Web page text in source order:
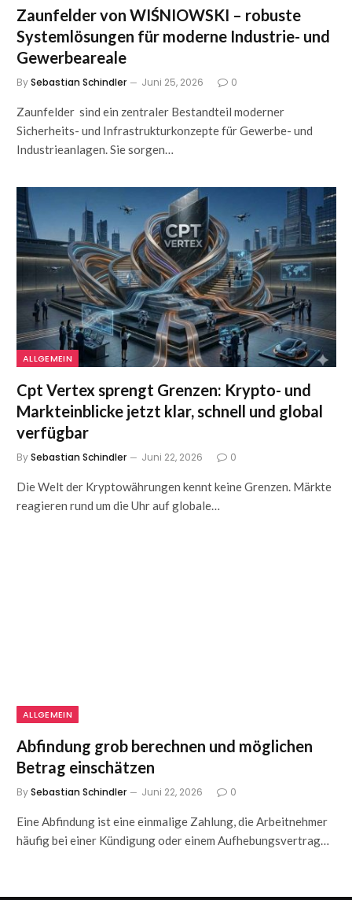
Zaunfelder von WIŚNIOWSKI – robuste
Systemlösungen für moderne Industrie- und
Gewerbeareale
BySebastian Schindler Juni 25, 2026 0
Zaunfelder sind ein zentraler Bestandteil moderner
Sicherheits- und Infrastrukturkonzepte für Gewerbe- und
Industrieanlagen. Sie sorgen…
ALLGEMEIN
Cpt Vertex sprengt Grenzen: Krypto- und
Markteinblicke jetzt klar, schnell und global
verfügbar
BySebastian Schindler Juni 22, 2026 0
Die Welt der Kryptowährungen kennt keine Grenzen. Märkte
reagieren rund um die Uhr auf globale…
ALLGEMEIN
Abfindung grob berechnen und möglichen
Betrag einschätzen
BySebastian Schindler Juni 22, 2026 0
Eine Abfindung ist eine einmalige Zahlung, die Arbeitnehmer
häufig bei einer Kündigung oder einem Aufhebungsvertrag…